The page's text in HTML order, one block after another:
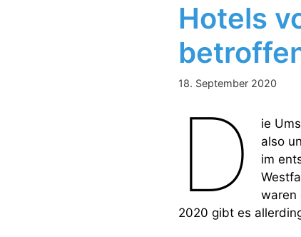
Hotels
18. September 2020
D
ie
also
im
waren
2020 gibt es